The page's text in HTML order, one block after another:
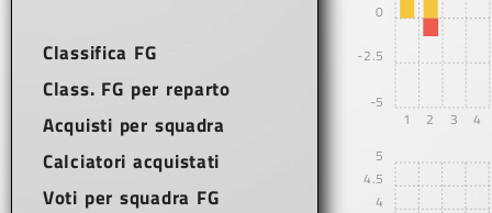
Classifica FG
Class. FG per reparto
Acquisti per squadra
Calciatori acquistati
Voti per squadra FG
1 2 3 4
-5
-2.5
0
4
4.5
5